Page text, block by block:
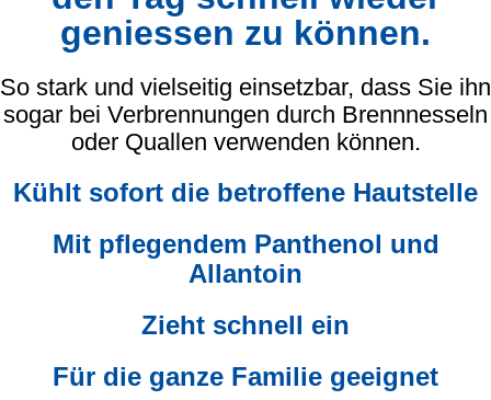
geniessen zu können.
So stark und vielseitig einsetzbar, dass Sie ihn
sogar bei Verbrennungen durch Brennnesseln
oder Quallen verwenden können.
Kühlt sofort die betroffene Hautstelle
Mit pflegendem Panthenol und
Allantoin
Zieht schnell ein
Für die ganze Familie geeignet